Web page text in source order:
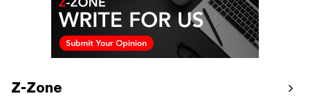
Z-Zone